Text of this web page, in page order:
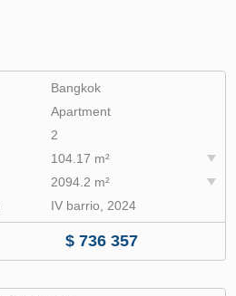
Bangkok
Apartment
2
104.17 m²
2094.2 m²
IV barrio, 2024
$ 736 357